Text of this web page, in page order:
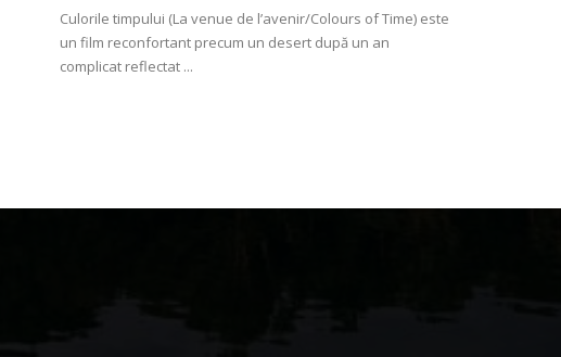
Culorile timpului (La venue de l’avenir/Colours of Time) este
un film reconfortant precum un desert după un an
complicat reflectat ...